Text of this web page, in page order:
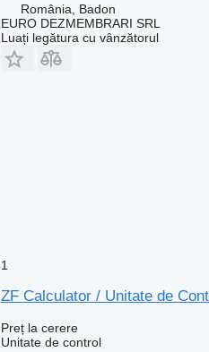
România, Badon
EURO DEZMEMBRARI SRL
Luați legătura cu vânzătorul
1
ZF Calculator / Unitate de
Preț la cerere
Unitate de control